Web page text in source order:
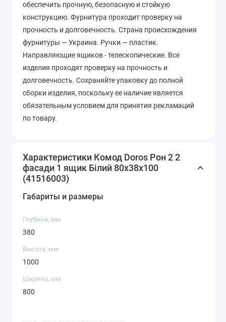
обеспечить прочную, безопасную и стойкую
конструкцию. Фурнитура проходит проверку на
прочность и долговечность. Страна происхождения
фурнитуры — Украина. Ручки — пластик.
Направляющие ящиков - телескопические. Все
изделия проходят проверку на прочность и
долговечность. Сохраняйте упаковку до полной
сборки изделия, поскольку ее наличие является
обязательным условием для принятия рекламаций
по товару.
Характеристики Комод Doros Рон 2 2
фасади 1 ящик Білий 80х38х100
(41516003)
Габариты и размеры
Глубина, мм
380
Высота, мм
1000
Ширина, мм
800